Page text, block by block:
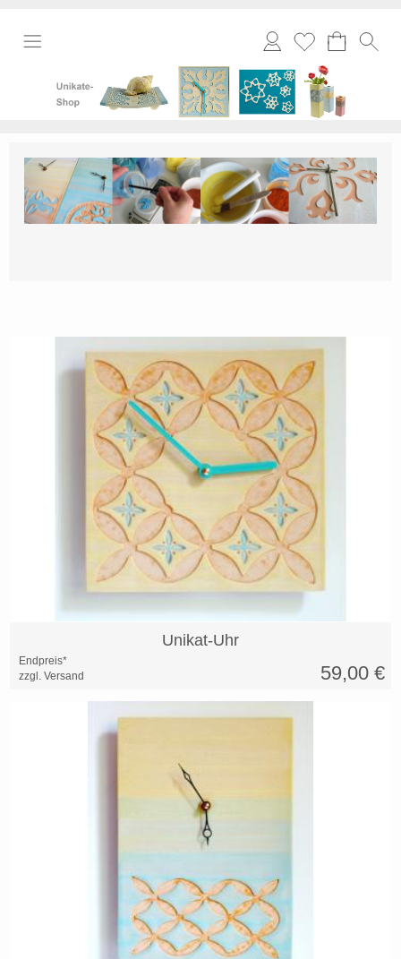
Merkliste
Unikat-Uhr
Endpreis*
zzgl. Versand
59,00 €